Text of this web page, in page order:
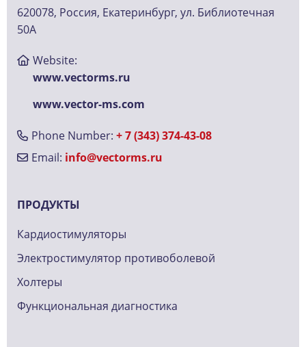
620078, Россия, Екатеринбург, ул. Библиотечная
50А
Website:
www.vectorms.ru
www.vector-ms.com
Phone Number: + 7 (343) 374-43-08
Email: info@vectorms.ru
ПРОДУКТЫ
Кардиостимуляторы
Электростимулятор противоболевой
Холтеры
Функциональная диагностика